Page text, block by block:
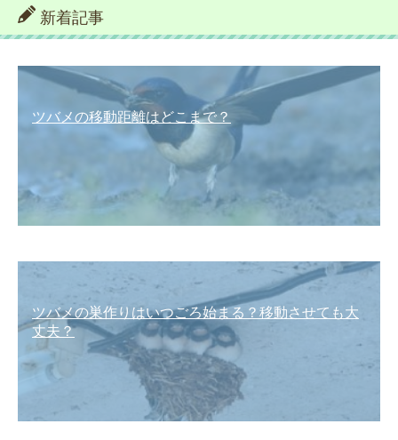
新着記事
ツバメの移動距離はどこまで？
ツバメの巣作りはいつごろ始まる？移動させても大
丈夫？